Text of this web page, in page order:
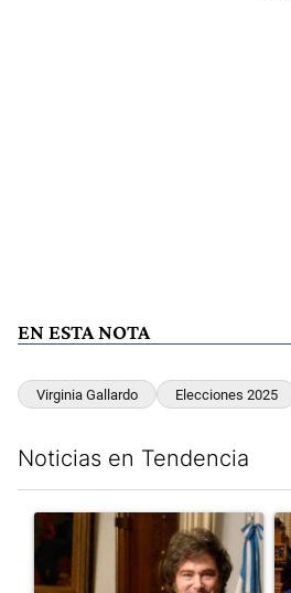
EN ESTA NOTA
Virginia Gallardo Elecciones 2025
Noticias en Tendencia
Un artículo de tendencia con el